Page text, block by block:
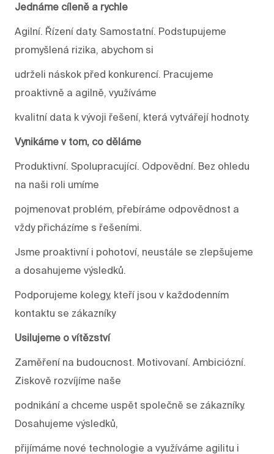
Jednáme cíleně a rychle
Agilní. Řízení daty. Samostatní. Podstupujeme
promyšlená rizika, abychom si
udrželi náskok před konkurencí. Pracujeme
proaktivně a agilně, využíváme
kvalitní data k vývoji řešení, která vytvářejí hodnoty.
Vynikáme v tom, co děláme
Produktivní. Spolupracující. Odpovědní. Bez ohledu
na naši roli umíme
pojmenovat problém, přebíráme odpovědnost a
vždy přicházíme s řešeními.
Jsme proaktivní i pohotoví, neustále se zlepšujeme
a dosahujeme výsledků.
Podporujeme kolegy, kteří jsou v každodenním
kontaktu se zákazníky
Usilujeme o vítězství
Zaměření na budoucnost. Motivovaní. Ambiciózní.
Ziskově rozvíjíme naše
podnikání a chceme uspět společně se zákazníky.
Dosahujeme výsledků,
přijímáme nové technologie a využíváme agilitu i